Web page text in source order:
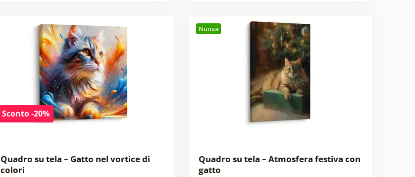
Sconto -20%
Quadro su tela – Gatto nel vortice di
colori
Nuova
Quadro su tela – Atmosfera festiva con
gatto